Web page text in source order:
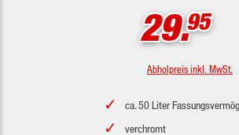
29.95
Abholpreis inkl. MwSt.
ca. 50 Liter
verchromt